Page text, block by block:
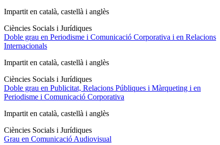
Impartit en català, castellà i anglès
Ciències Socials i Jurídiques
Doble grau en Periodisme i Comunicació Corporativa i en Relacions
Internacionals
Impartit en català, castellà i anglès
Ciències Socials i Jurídiques
Doble grau en Publicitat, Relacions Públiques i Màrqueting i en
Periodisme i Comunicació Corporativa
Impartit en català, castellà i anglès
Ciències Socials i Jurídiques
Grau en Comunicació Audiovisual